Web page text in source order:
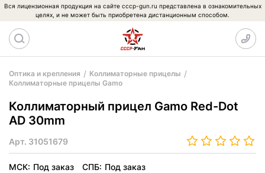
Вся лицензионная продукция на сайте cccp-gun.ru представлена в ознакомительных
целях, и не может быть приобретена дистанционным способом.
Оптика и крепления
Коллиматорные прицелы
Коллиматорные прицелы Gamo
Коллиматорный прицел Gamo Red-Dot
AD 30mm
Арт. 31051679
МСК: Под заказ СПБ: Под заказ